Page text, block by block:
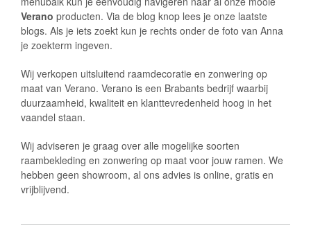
Verano producten. Via de blog knop lees je onze laatste
blogs. Als je iets zoekt kun je rechts onder de foto van Anna
je zoekterm ingeven.
Wij verkopen uitsluitend raamdecoratie en zonwering op
maat van Verano. Verano is een Brabants bedrijf waarbij
duurzaamheid, kwaliteit en klanttevredenheid hoog in het
vaandel staan.
Wij adviseren je graag over alle mogelijke soorten
raambekleding en zonwering op maat voor jouw ramen. We
hebben geen showroom, al ons advies is online, gratis en
vrijblijvend.